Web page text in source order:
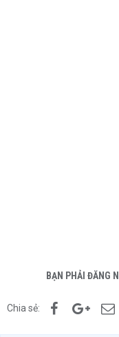
BẠN PHẢI ĐĂNG
Chia sẻ: FacebookGoogle+